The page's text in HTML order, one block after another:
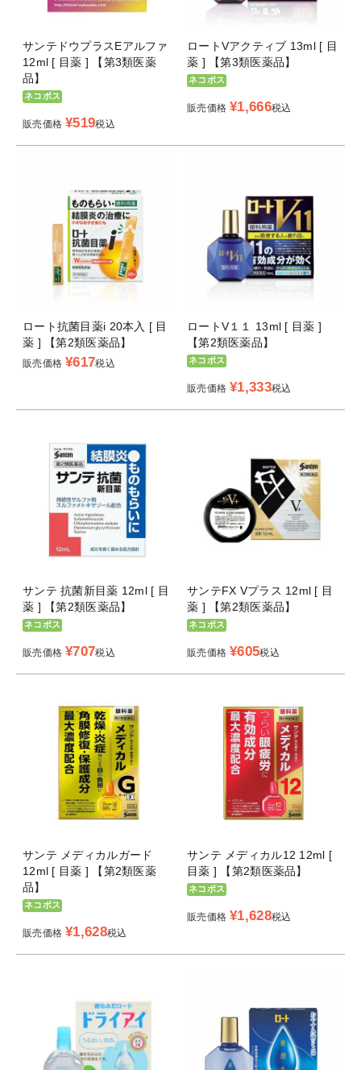
サンテドウプラスEアルファ
12ml [ 目薬 ] 【第3類医薬
品】
ネコポス
販売価格 ¥519税込
ロートVアクティブ 13ml [ 目
薬 ] 【第3類医薬品】
ネコポス
販売価格 ¥1,666税込
ロート抗菌目薬i 20本入 [ 目
薬 ] 【第2類医薬品】
販売価格 ¥617税込
ロートV１１ 13ml [ 目薬 ]
【第2類医薬品】
ネコポス
販売価格 ¥1,333税込
サンテ 抗菌新目薬 12ml [ 目
薬 ] 【第2類医薬品】
ネコポス
販売価格 ¥707税込
サンテFX Vプラス 12ml [ 目
薬 ] 【第2類医薬品】
ネコポス
販売価格 ¥605税込
サンテ メディカルガード
12ml [ 目薬 ] 【第2類医薬
品】
ネコポス
販売価格 ¥1,628税込
サンテ メディカル12 12ml [
目薬 ] 【第2類医薬品】
ネコポス
販売価格 ¥1,628税込